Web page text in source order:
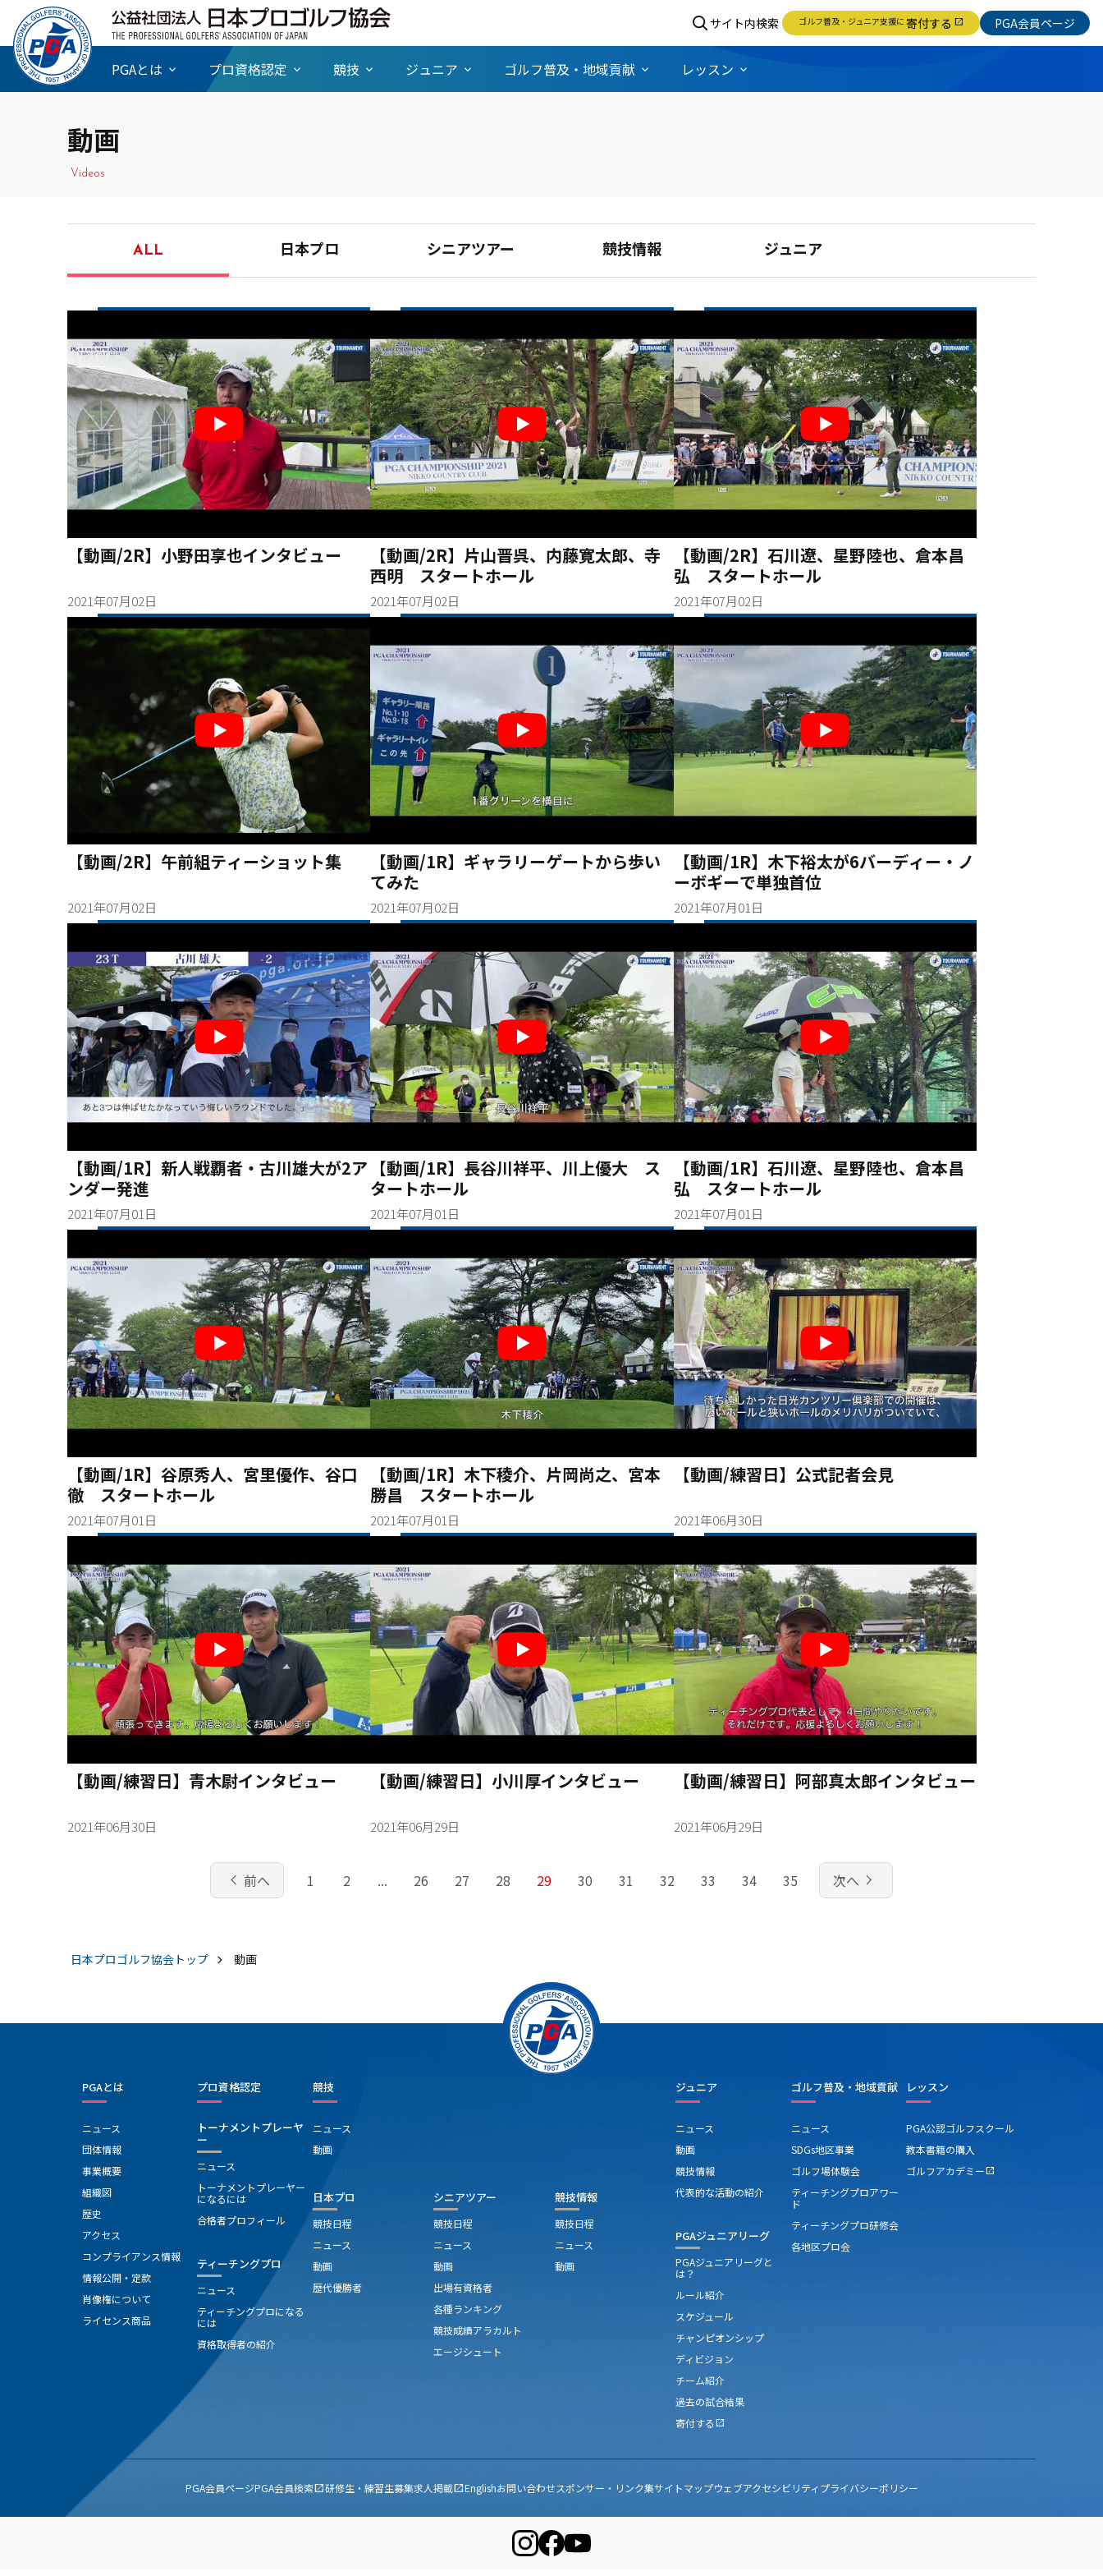
サイト内検索 ゴルフ普及・ジュニア支援に 寄付する open_in_new PGA会員ページ
PGAとは プロ資格認定 競技 ジュニア ゴルフ普及・地域貢献 レッスン
動画
Videos
ALL 日本プロ シニアツアー 競技情報 ジュニア
【動画/2R】小野田享也インタビュー
2021年07月02日
【動画/2R】片山晋呉、内藤寛太郎、寺
西明 スタートホール
2021年07月02日
【動画/2R】石川遼、星野陸也、倉本昌
弘 スタートホール
2021年07月02日
【動画/2R】午前組ティーショット集
2021年07月02日
【動画/1R】ギャラリーゲートから歩い
てみた
2021年07月02日
【動画/1R】木下裕太が6バーディー・ノ
ーボギーで単独首位
2021年07月01日
【動画/1R】新人戦覇者・古川雄大が2ア
ンダー発進
2021年07月01日
【動画/1R】長谷川祥平、川上優大 ス
タートホール
2021年07月01日
【動画/1R】石川遼、星野陸也、倉本昌
弘 スタートホール
2021年07月01日
【動画/1R】谷原秀人、宮里優作、谷口
徹 スタートホール
2021年07月01日
【動画/1R】木下稜介、片岡尚之、宮本
勝昌 スタートホール
2021年07月01日
【動画/練習日】公式記者会見
2021年06月30日
【動画/練習日】青木尉インタビュー
2021年06月30日
【動画/練習日】小川厚インタビュー
2021年06月29日
【動画/練習日】阿部真太郎インタビュー
2021年06月29日
chevron_left 前へ 1 2 ... 26 27 28 29 30 31 32 33 34 35 次へ navigate_next
日本プロゴルフ協会 トップ 動画
PGAとは
ニュース
団体情報
事業概要
組織図
歴史
アクセス
コンプライアンス情報
情報公開・定款
肖像権について
ライセンス商品
プロ資格認定
トーナメントプレーヤ
ー
ニュース
トーナメントプレーヤー
になるには
合格者プロフィール
ティーチングプロ
ニュース
ティーチングプロになる
には
資格取得者の紹介
競技
ニュース
動画
日本プロ
競技日程
ニュース
動画
歴代優勝者
シニアツアー
競技日程
ニュース
動画
出場有資格者
各種ランキング
競技成績アラカルト
エージシュート
競技情報
競技日程
ニュース
動画
ジュニア
ニュース
動画
競技情報
代表的な活動の紹介
PGAジュニアリーグ
PGAジュニアリーグと
は？
ルール紹介
スケジュール
チャンピオンシップ
ディビジョン
チーム紹介
過去の試合結果
寄付する open_in_new
ゴルフ普及・地域貢献
ニュース
SDGs地区事業
ゴルフ場体験会
ティーチングプロアワー
ド
ティーチングプロ研修会
各地区プロ会
レッスン
PGA公認ゴルフスクール
教本書籍の購入
ゴルフアカデミー open_in_new
PGA会員ページPGA会員検索open_in_new研修生・練習生募集求人掲載open_in_newEnglishお問い合わせスポンサー・リンク集サイトマップウェブアクセシビリティプライバシーポリシー